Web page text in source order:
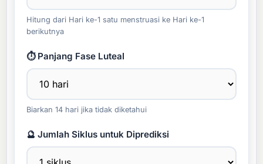
Hitung dari Hari ke-1 satu menstruasi ke Hari ke-1
berikutnya
⏱️ Panjang Fase Luteal
Biarkan 14 hari jika tidak diketahui
🔮 Jumlah Siklus untuk Diprediksi